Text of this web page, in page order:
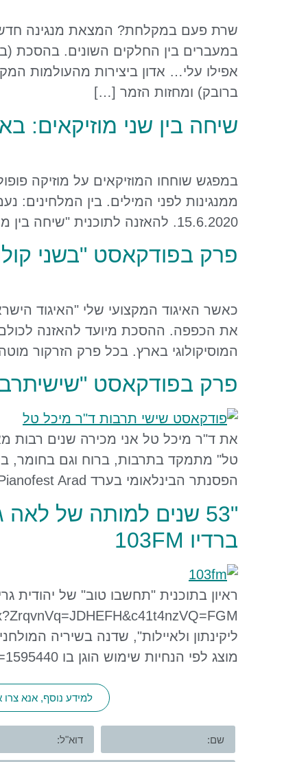
שרת פעם במקלחת? המצאת מנגינה חדשה
במעברים בין החלקים השונים. בהסכת
אפילו עלי… אדון ביצירות מהעולמות
ברובק) ומחזות הזמר […]
שיחה בין שני מוזיקאים:
במפגש שוחחו המוזיקאים על מוזיקה
15.6.2020. להאזנה לתוכנית "שיחה בין מוזיקאים": באלדי אולייר מראיין את ד"ר אסנת גולדפרב-ארזואן
פרק בפודקאסט "בשני
כאשר האיגוד המקצועי שלי "האיגוד
את הכפפה. ההסכת מיועד להאזנה לכולם
המוסיקולוגי בארץ. בכל פרק הזרקור
פרק בפודקאסט
את ד"ר מיכל טל אני מכירה שנים רבות
טל" מתמקד בתרבות, ברוח וגם בחומר,
הפסנתר הבינלאומי בערד Pianofest Arad ומיזם "תו הנגב" (2022). שוחחנו על הזמר הישראלי, על יחסי הגומלין בין […]
"53 שנים למותה של
ברדיו 103FM
ליקינתון ולאיילות", שדנה בשיריה
מוצג לפי הנחיות שימוש הוגן בו https://he.wikipedia.org/w/index.php?curid=1595440
למידע נוסף, אנא צרו